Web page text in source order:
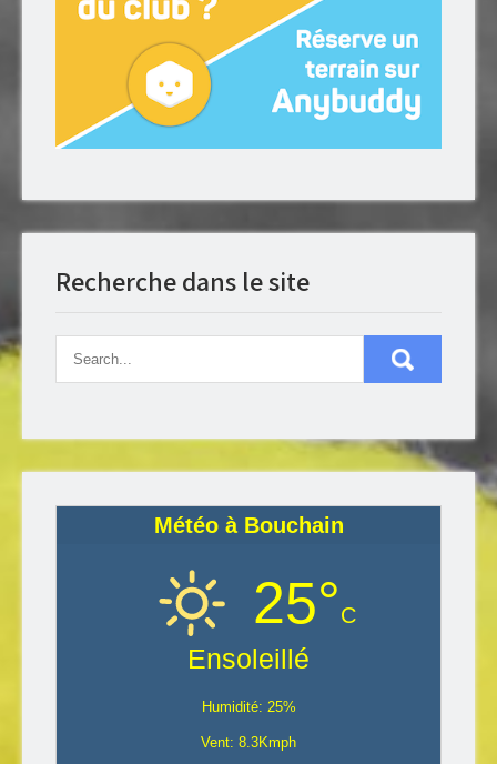
Recherche dans le site
Météo à Bouchain
25°C
Ensoleillé
Humidité: 25%
Vent: 8.3Kmph